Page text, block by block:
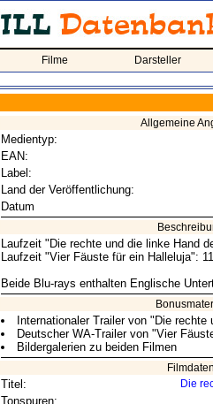
Filme Darsteller
Allgemeine
Medientyp:
EAN:
Label:
Land der Veröffentlichung:
Datum
Laufzeit "Die rechte und die linke Hand
Laufzeit "Vier Fäuste für ein Halleluja":
Beide Blu-rays enthalten Englische
Internationaler Trailer von "Die
Deutscher WA-Trailer von "Vier
Bildergalerien zu beiden Filmen
Filmdaten
Titel: Die
Tonspuren: